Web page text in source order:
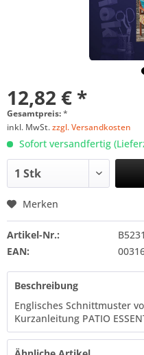
12,82 € *
Gesamtpreis:*
inkl. MwSt.zzgl. Versandkosten
Sofort versandfertig
Merken
Artikel-Nr.:
B5231
EAN:
Beschreibung
Englisches Schnittmuster
Kurzanleitung PATIO